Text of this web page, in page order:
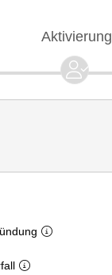
Aktivierung